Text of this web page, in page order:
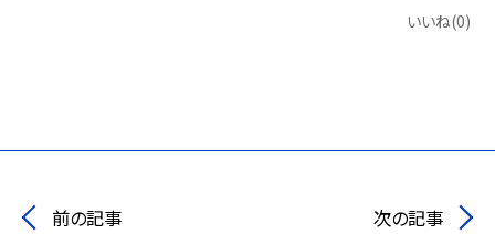
いいね(0)
前の記事 次の記事